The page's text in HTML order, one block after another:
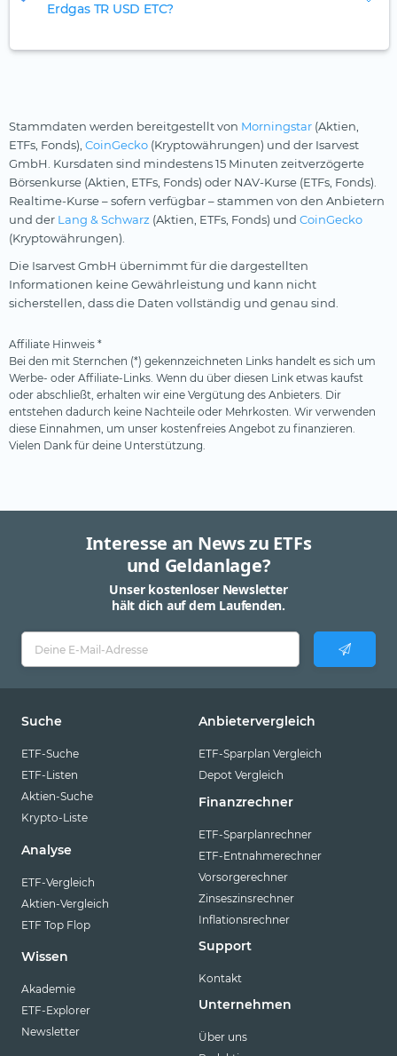
Erdgas TR USD ETC?
Stammdaten werden bereitgestellt von Morningstar (Aktien,
ETFs, Fonds), CoinGecko (Kryptowährungen) und der Isarvest
GmbH. Kursdaten sind mindestens 15 Minuten zeitverzögerte
Börsenkurse (Aktien, ETFs, Fonds) oder NAV-Kurse (ETFs, Fonds).
Realtime-Kurse – sofern verfügbar – stammen von den Anbietern
und der Lang & Schwarz (Aktien, ETFs, Fonds) und CoinGecko
(Kryptowährungen).
Die Isarvest GmbH übernimmt für die dargestellten
Informationen keine Gewährleistung und kann nicht
sicherstellen, dass die Daten vollständig und genau sind.
Affiliate Hinweis *
Bei den mit Sternchen (*) gekennzeichneten Links handelt es sich um
Werbe- oder Affiliate-Links. Wenn du über diesen Link etwas kaufst
oder abschließt, erhalten wir eine Vergütung des Anbieters. Dir
entstehen dadurch keine Nachteile oder Mehrkosten. Wir verwenden
diese Einnahmen, um unser kostenfreies Angebot zu finanzieren.
Vielen Dank für deine Unterstützung.
Interesse an News zu ETFs
und Geldanlage?
Unser kostenloser Newsletter
hält dich auf dem Laufenden.
Suche
ETF-Suche
ETF-Listen
Aktien-Suche
Krypto-Liste
Analyse
ETF-Vergleich
Aktien-Vergleich
ETF Top Flop
Wissen
Akademie
ETF-Explorer
Newsletter
Anbietervergleich
ETF-Sparplan Vergleich
Depot Vergleich
Finanzrechner
ETF-Sparplanrechner
ETF-Entnahmerechner
Vorsorgerechner
Zinseszinsrechner
Inflationsrechner
Support
Kontakt
Unternehmen
Über uns